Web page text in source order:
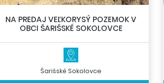
NA PREDAJ VEĽKORYSÝ POZEMOK V
OBCI ŠARIŠSKÉ SOKOLOVCE
Šarišské Sokolovce